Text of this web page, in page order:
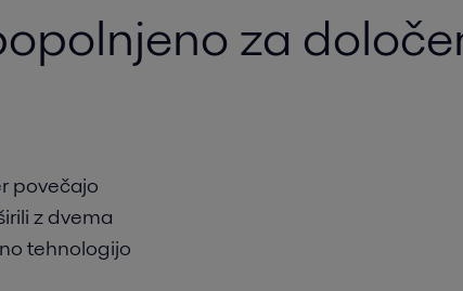
za
povečajo
z dvema
tehnologijo